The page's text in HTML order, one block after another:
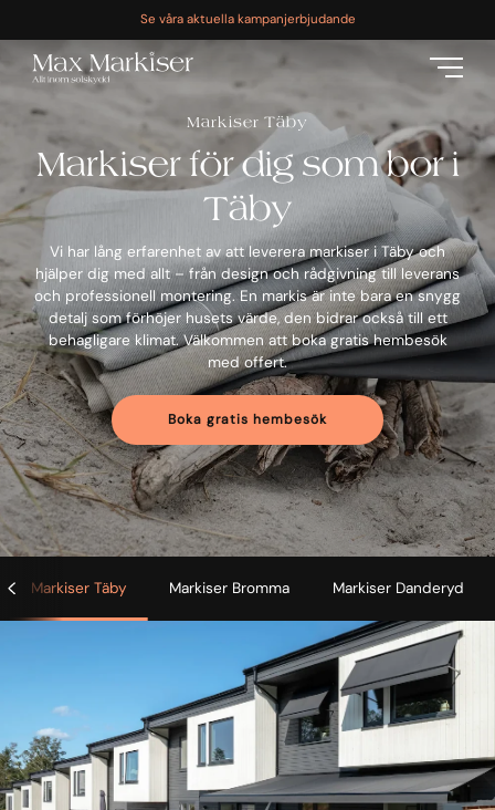
Se våra aktuella kampanjerbjudande
Markiser Täby
Markiser för dig som bor i
Täby
Vi har lång erfarenhet av att leverera markiser i Täby och
hjälper dig med allt – från design och rådgivning till leverans
och professionell montering. En markis är inte bara en snygg
detalj som förhöjer husets värde, den bidrar också till ett
behagligare klimat. Välkommen att boka gratis hembesök
med offert.
Boka gratis hembesök
Markiser Täby Markiser Bromma Markiser Danderyd